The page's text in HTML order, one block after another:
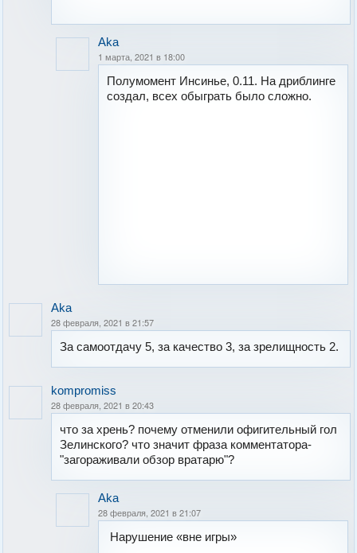
Aka
1 марта, 2021 в 18:00
Полумомент Инсинье, 0.11. На дриблинге
создал, всех обыграть было сложно.
Aka
28 февраля, 2021 в 21:57
За самоотдачу 5, за качество 3, за зрелищность 2.
kompromiss
28 февраля, 2021 в 20:43
что за хрень? почему отменили офигительный гол
Зелинского? что значит фраза комментатора-
"загораживали обзор вратарю"?
Aka
28 февраля, 2021 в 21:07
Нарушение «вне игры»